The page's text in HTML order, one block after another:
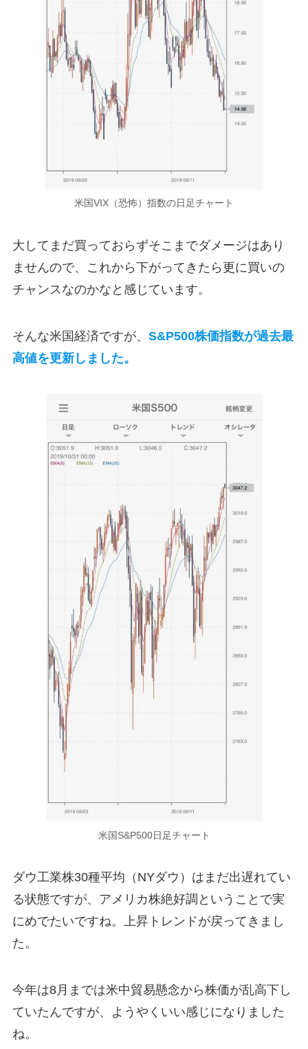
米国VIX（恐怖）指数の日足チャート
大してまだ買っておらずそこまでダメージはあり
ませんので、これから下がってきたら更に買いの
チャンスなのかなと感じています。
そんな米国経済ですが、 S&P500株価指数が過去最
高値を更新しました。
米国S&P500日足チャート
ダウ工業株30種平均（NYダウ）はまだ出遅れてい
る状態ですが、アメリカ株絶好調ということで実
にめでたいですね。上昇トレンドが戻ってきまし
た。
今年は8月までは米中貿易懸念から株価が乱高下し
ていたんですが、ようやくいい感じになりました
ね。